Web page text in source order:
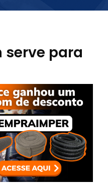
serve para